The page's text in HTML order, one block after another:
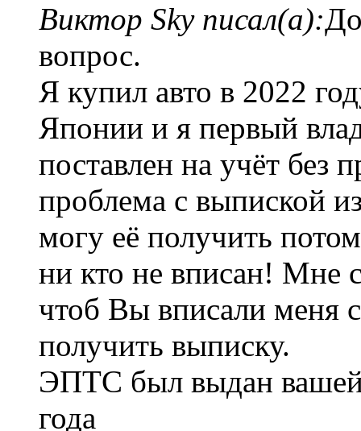
Виктор Sky писал(а):
вопрос.
Я купил авто в 2022
Японии и я первый
поставлен на учёт без
проблема с выпиской
могу её получить
ни кто не вписан! Мне
чтоб Вы вписали меня
получить выписку.
ЭПТС был выдан вашей
года